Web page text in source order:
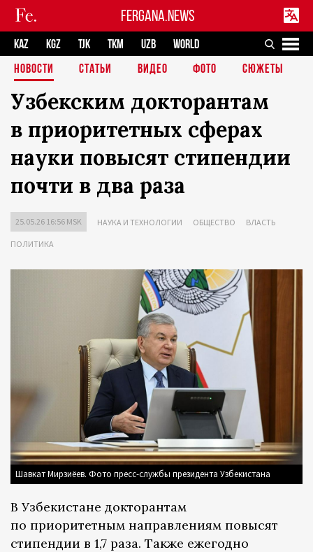
FERGANA.NEWS
KAZ KGZ TJK TKM UZB
WORLD
НОВОСТИ
СТАТЬИ ВИДЕО ФОТО СЮЖЕТЫ
Узбекским докторантам
в приоритетных сферах
науки повысят стипендии
почти в два раза
25.05.26 16:56 MSK НАУКА И ТЕХНОЛОГИИ ОБЩЕСТВО ВЛАСТЬ
ПОЛИТИКА
Шавкат Мирзиёев. Фото пресс-службы президента Узбекистана
В Узбекистане докторантам
по приоритетным направлениям повысят
стипендии в 1,7 раза. Также ежегодно